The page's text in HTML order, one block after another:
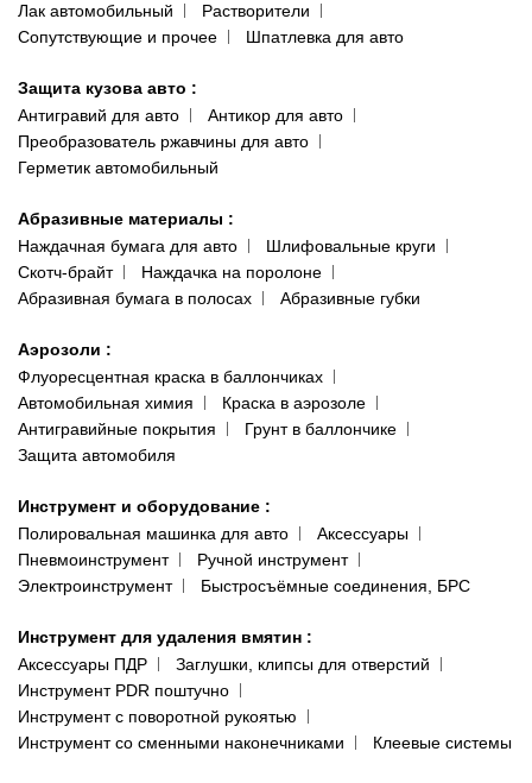
Лак автомобильный
Растворители
Сопутствующие и прочее
Шпатлевка для авто
Защита кузова авто :
Антигравий для авто
Антикор для авто
Преобразователь ржавчины для авто
Герметик автомобильный
Абразивные материалы :
Наждачная бумага для авто
Шлифовальные круги
Скотч-брайт
Наждачка на поролоне
Абразивная бумага в полосах
Абразивные губки
Аэрозоли :
Флуоресцентная краска в баллончиках
Автомобильная химия
Краска в аэрозоле
Антигравийные покрытия
Грунт в баллончике
Защита автомобиля
Инструмент и оборудование :
Полировальная машинка для авто
Аксессуары
Пневмоинструмент
Ручной инструмент
Электроинструмент
Быстросъёмные соединения, БРС
Инструмент для удаления вмятин :
Аксессуары ПДР
Заглушки, клипсы для отверстий
Инструмент PDR поштучно
Инструмент с поворотной рукоятью
Инструмент со сменными наконечниками
Клеевые системы